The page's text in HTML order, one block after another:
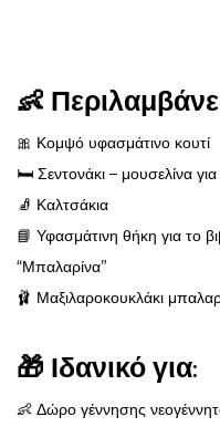
👶
🎀 Κομψό υφασμάτινο κουτί
🛏️ Σεντονάκι – μουσελίνα
🧦 Καλτσάκια
📘 Υφασμάτινη θήκη για το
“Μπαλαρίνα”
🩰 Μαξιλαροκουκλάκι
🎁 Ιδανικό για:
👶 Δώρο γέννησης